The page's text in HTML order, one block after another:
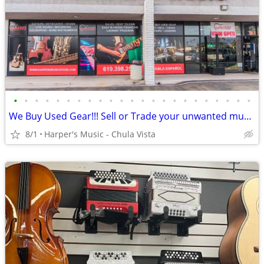
• • • • • • • • • • • • • • • • • • • • • • •
We Buy Used Gear!!! Sell or Trade your unwanted musical gear!
8/1 Harper's Music - Chula Vista